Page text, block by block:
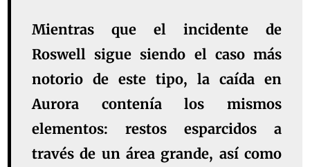
Mientras que el incidente de
Roswell sigue siendo el caso más
notorio de este tipo, la caída en
Aurora contenía los mismos
elementos: restos esparcidos a
través de un área grande, así como